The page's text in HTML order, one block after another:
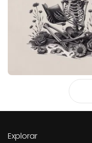
Explorar